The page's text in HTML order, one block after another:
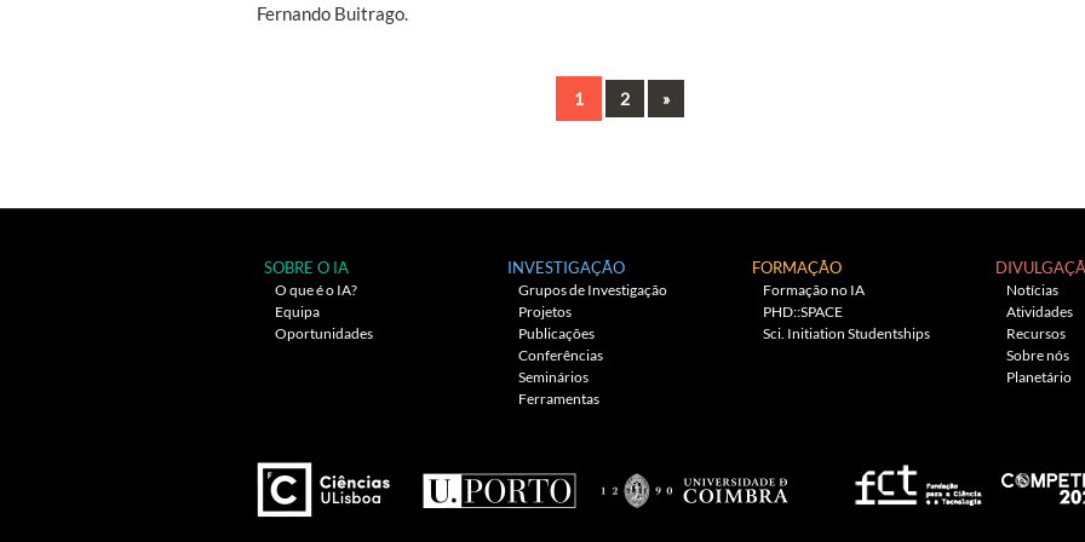
Fernando Buitrago.
1 2 Next
»
SOBRE O IA
O que é o IA?
Equipa
Oportunidades
INVESTIGAÇÃO
Grupos de Investigação
Projetos
Publicações
Conferências
Seminários
Ferramentas
FORMAÇÃO
Formação no IA
PHD::SPACE
Sci. Initiation Studentships
Notícias
Atividades
Recursos
Sobre nós
Planetário